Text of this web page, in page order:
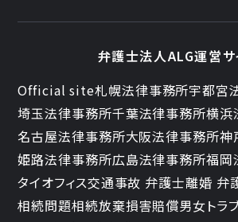
弁護士法人ALG運営サ
Official site札幌法律事務所宇都宮
埼玉法律事務所千葉法律事務所横浜
名古屋法律事務所大阪法律事務所神
姫路法律事務所広島法律事務所福岡
タイオフィス交通事故 弁護士離婚 弁
相続問題相続放棄損害賠償男女トラ